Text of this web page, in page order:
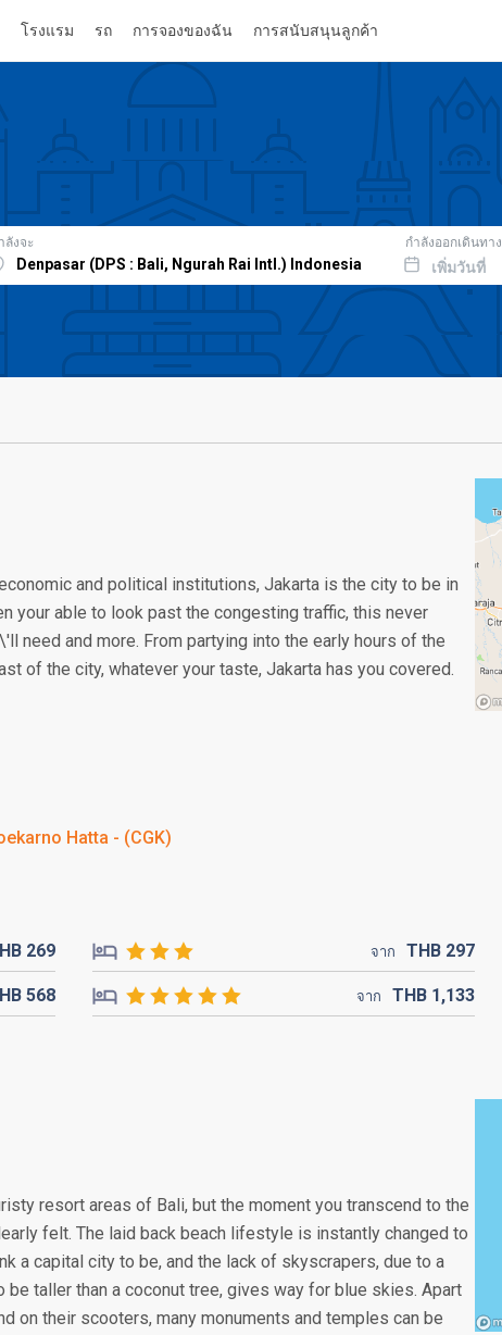
โรงแรม รถ การจองของฉัน การสนับสนุนลูกค้า
ลังจะ กำลังออกเดินทาง
เพิ่มวันที่
and political institutions, Jakarta is the city to be in
your able to look past the congesting traffic, this never
need and more. From partying into the early hours of the
of the city, whatever your taste, Jakarta has you covered.
Hatta - (CGK)
269 จาก THB 297
568 จาก THB 1,133
resort areas of Bali, but the moment you transcend to the
felt. The laid back beach lifestyle is instantly changed to
a capital city to be, and the lack of skyscrapers, due to a
taller than a coconut tree, gives way for blue skies. Apart
on their scooters, many monuments and temples can be